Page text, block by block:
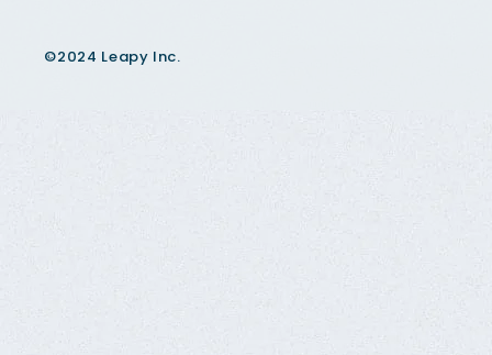
©2024 Leapy Inc.